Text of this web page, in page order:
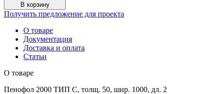
В корзину
Получить предложение для проекта
О товаре
Документация
Доставка и оплата
Статьи
О товаре
Пенофол 2000 ТИП С, толщ. 50, шир. 1000, дл. 2